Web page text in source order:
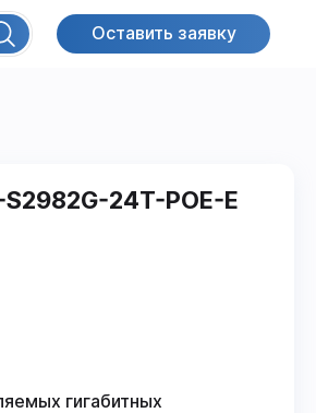
Оставить заявку
24T-POE-E
гигабитных